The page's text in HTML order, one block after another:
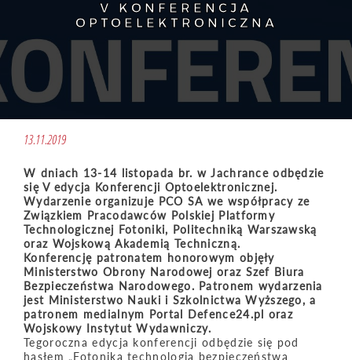
V KONFERENCJA
OPTOELEKTRONICZNA
13.11.2019
W dniach 13-14 listopada br. w Jachrance odbędzie
się V edycja Konferencji Optoelektronicznej.
Wydarzenie organizuje PCO SA we współpracy ze
Związkiem Pracodawców Polskiej Platformy
Technologicznej Fotoniki, Politechniką Warszawską
oraz Wojskową Akademią Techniczną.
Konferencję patronatem honorowym objęły
Ministerstwo Obrony Narodowej oraz Szef Biura
Bezpieczeństwa Narodowego. Patronem wydarzenia
jest Ministerstwo Nauki i Szkolnictwa Wyższego, a
patronem medialnym Portal Defence24.pl oraz
Wojskowy Instytut Wydawniczy.
Tegoroczna edycja konferencji odbędzie się pod
hasłem „Fotonika technologią bezpieczeństwa